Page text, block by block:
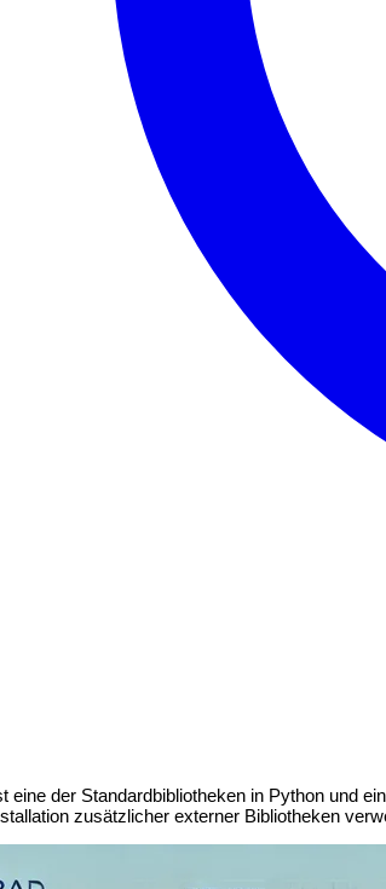
eine der Standardbibliotheken in Python und
zusätzlicher externer Bibliotheken